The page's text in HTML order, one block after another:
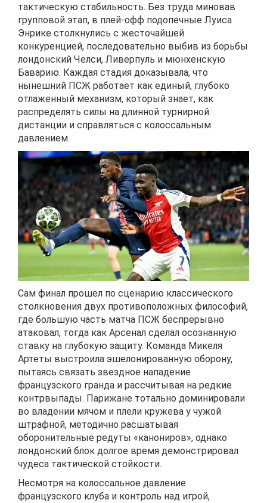
тактическую стабильность. Без труда миновав
групповой этап, в плей-офф подопечные Луиса
Энрике столкнулись с жесточайшей
конкуренцией, последовательно выбив из борьбы
лондонский Челси, Ливерпуль и мюнхенскую
Баварию. Каждая стадия доказывала, что
нынешний ПСЖ работает как единый, глубоко
отлаженный механизм, который знает, как
распределять силы на длинной турнирной
дистанции и справляться с колоссальным
давлением.
Сам финал прошел по сценарию классического
столкновения двух противоположных философий,
где большую часть матча ПСЖ беспрерывно
атаковал, тогда как Арсенал сделал осознанную
ставку на глубокую защиту. Команда Микеля
Артеты выстроила эшелонированную оборону,
пытаясь связать звездное нападение
французского гранда и рассчитывая на редкие
контрвыпады. Парижане тотально доминировали
во владении мячом и плели кружева у чужой
штрафной, методично расшатывая
оборонительные редуты «канониров», однако
лондонский блок долгое время демонстрировал
чудеса тактической стойкости.
Несмотря на колоссальное давление
французского клуба и контроль над игрой,